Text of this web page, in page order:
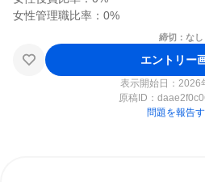
締切：なし
エントリー
表示開始日：2026
原稿ID：
問題を報告